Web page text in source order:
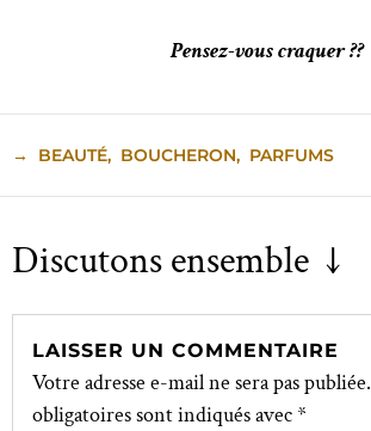
Pensez-vous craquer ??
→ BEAUTÉ, BOUCHERON, PARFUMS
Discutons ensemble ↓
LAISSER UN COMMENTAIRE
Votre adresse e-mail ne sera pas publiée.
obligatoires sont indiqués avec*